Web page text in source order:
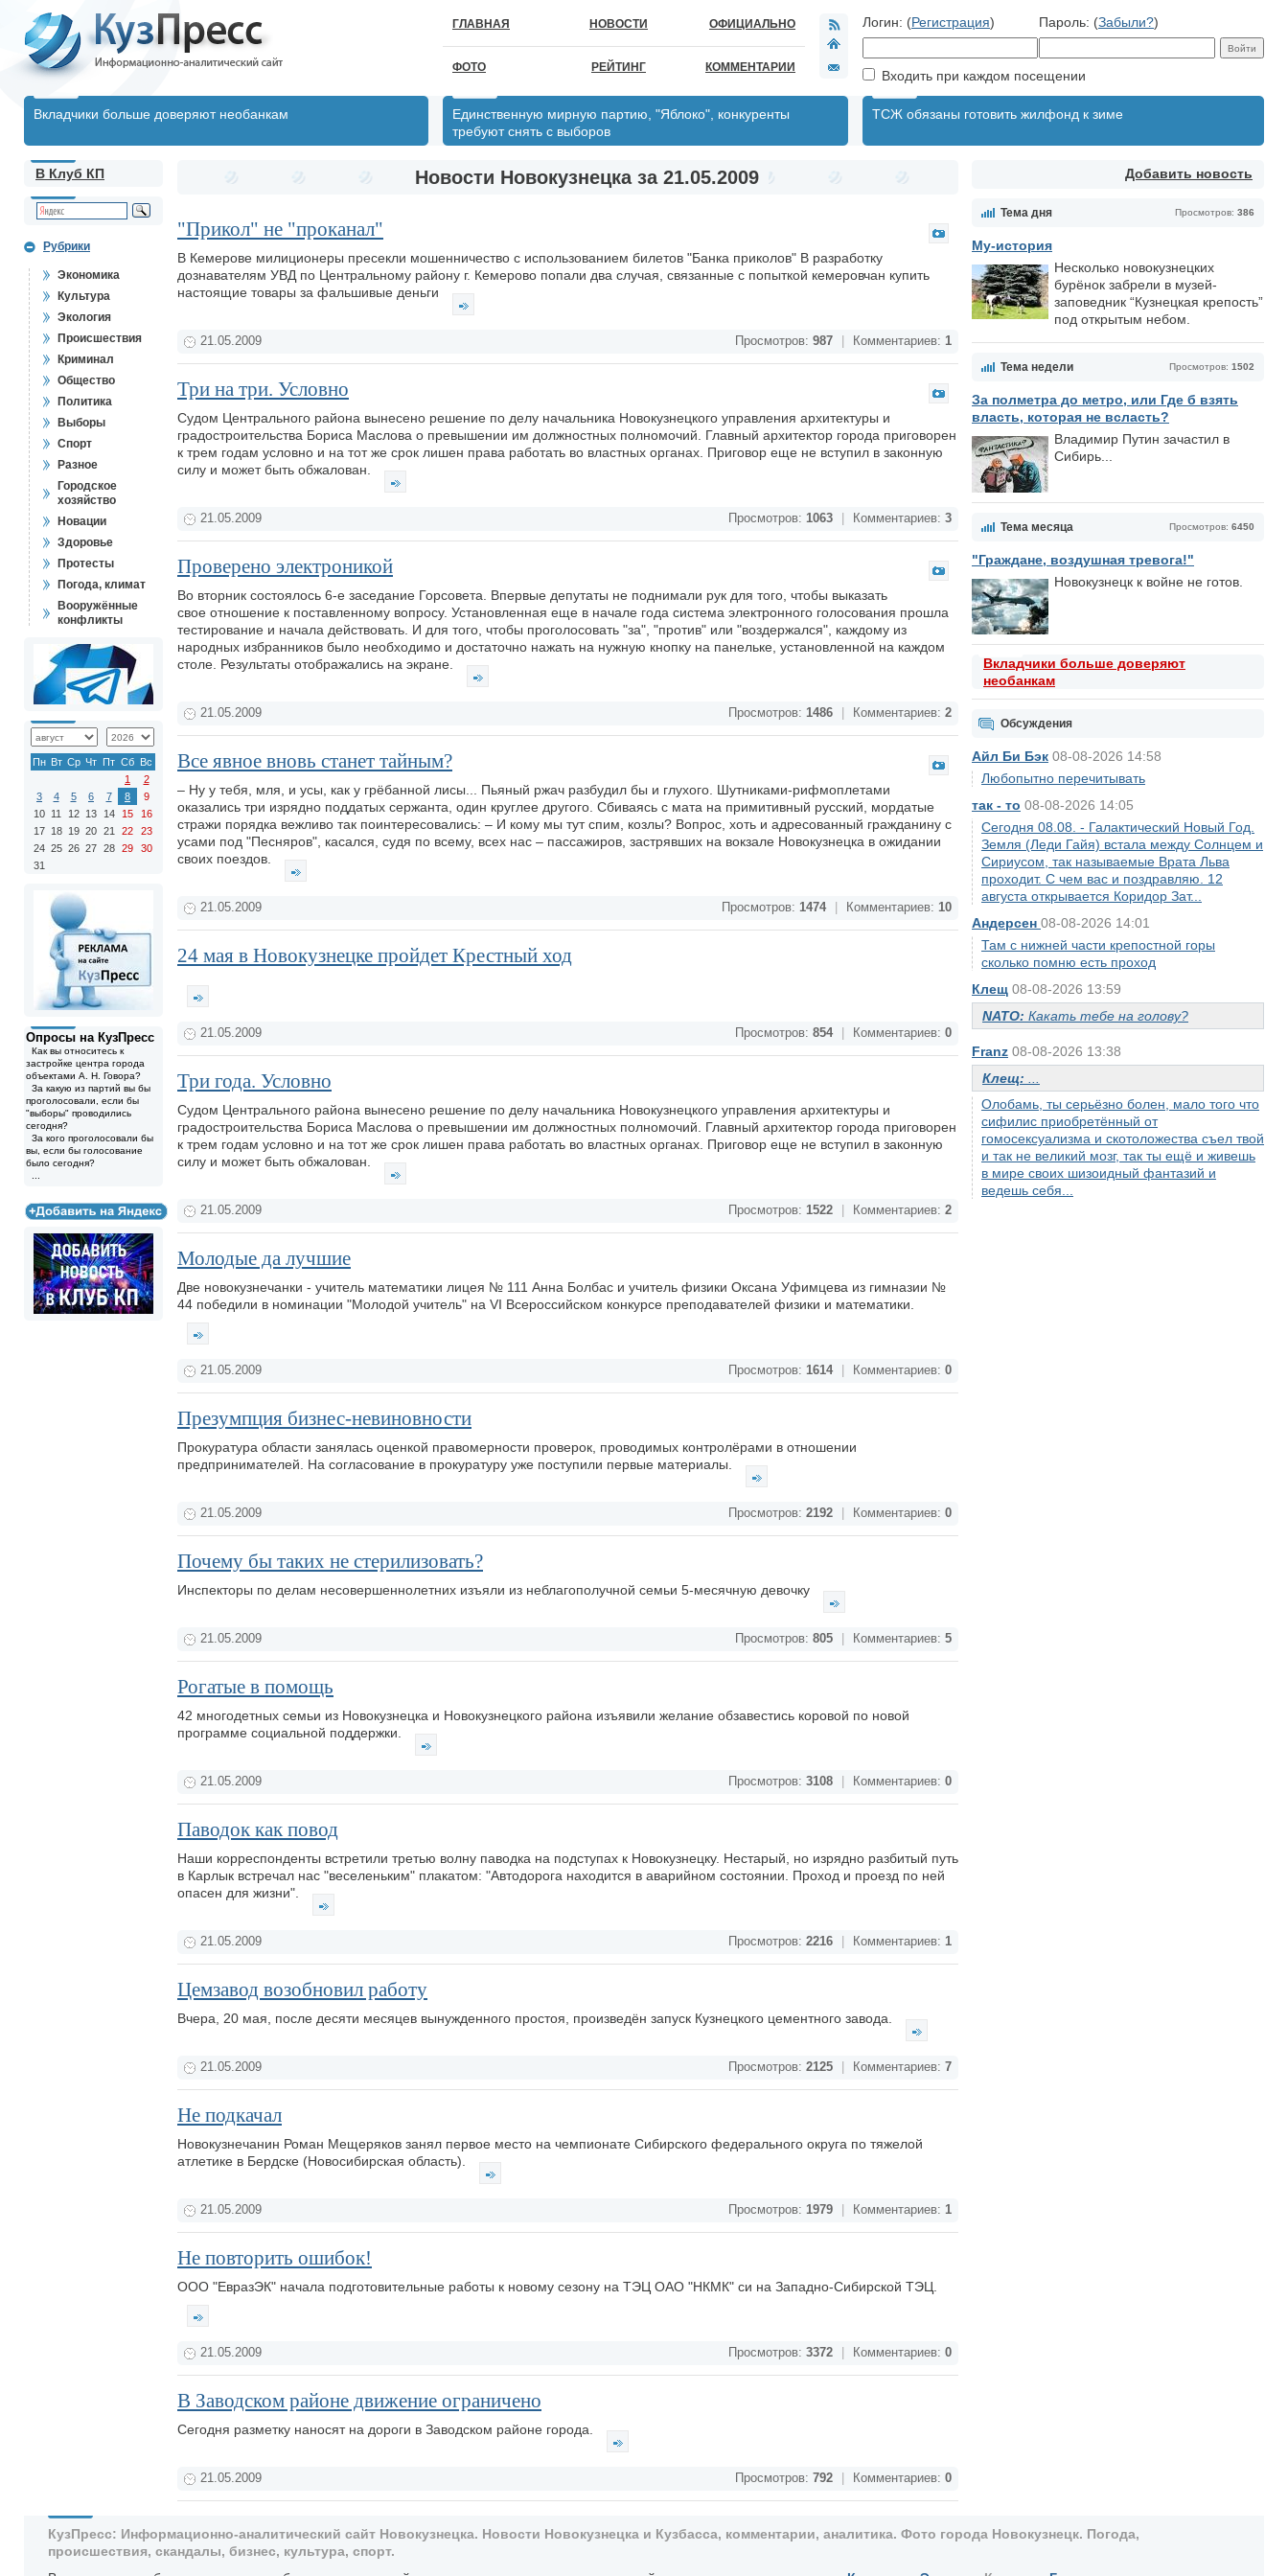
ГЛАВНАЯ НОВОСТИ ОФИЦИАЛЬНО
ФОТО РЕЙТИНГ КОММЕНТАРИИ
Логин: (Регистрация) Пароль: (Забыли?)
Входить при каждом посещении
Вкладчики больше доверяют необанкам
Единственную мирную партию, "Яблоко", конкуренты
требуют снять с выборов
ТСЖ обязаны готовить жилфонд к зиме
Добавить новость
Просмотров: 386
Тема дня
Му-история
Несколько новокузнецких
бурёнок забрели в музей-
заповедник “Кузнецкая крепость”
под открытым небом.
Просмотров: 1502
Тема недели
За полметра до метро, или Где б взять
власть, которая не всласть?
Владимир Путин зачастил в
Сибирь...
Просмотров: 6450
Тема месяца
"Граждане, воздушная тревога!"
Новокузнецк к войне не готов.
Вкладчики больше доверяют
необанкам
Обсуждения
Айл Би Бэк 08-08-2026 14:58
Любопытно перечитывать
так - то 08-08-2026 14:05
Сегодня 08.08. - Галактический Новый Год.
Земля (Леди Гайя) встала между Солнцем и
Сириусом, так называемые Врата Льва
проходит. С чем вас и поздравляю. 12
августа открывается Коридор Зат...
Андерсен 08-08-2026 14:01
Там с нижней части крепостной горы
сколько помню есть проход
Клещ 08-08-2026 13:59
NATO: Какать тебе на голову?
Franz 08-08-2026 13:38
Клещ:
Олобамь, ты серьёзно болен, мало того что
сифилис приобретённый от
гомосексуализма и скотоложества съел твой
и так не великий мозг, так ты ещё и живешь
в мире своих шизоидный фантазий и
ведешь себя...
В Клуб КП
Рубрики
Экономика
Культура
Экология
Происшествия
Криминал
Общество
Политика
Выборы
Спорт
Разное
Городское
хозяйство
Новации
Здоровье
Протесты
Погода, климат
Вооружённые
конфликты
Пн Вт Ср Чт Пт Сб Вс
1
2
3
4 5 6 7 8
9
10 11 12 13 14 15
16
17 18 19 20 21 22
23
24 25 26 27 28 29
30
31
Опросы на КузПресс
Как вы относитесь к
застройке центра города
объектами А. Н. Говора?
За какую из партий вы бы
проголосовали, если бы
"выборы" проводились
сегодня?
За кого проголосовали бы
вы, если бы голосование
было сегодня?
Новости Новокузнецка за 21.05.2009
"Прикол" не "проканал"
В Кемерове милиционеры пресекли мошенничество с использованием билетов "Банка приколов" В разработку
дознавателям УВД по Центральному району г. Кемерово попали два случая, связанные с попыткой кемеровчан купить
настоящие товары за фальшивые деньги
21.05.2009 Просмотров: 987 Комментариев: 1
Три на три. Условно
Судом Центрального района вынесено решение по делу начальника Новокузнецкого управления архитектуры и
градостроительства Бориса Маслова о превышении им должностных полномочий. Главный архитектор города приговорен
к трем годам условно и на тот же срок лишен права работать во властных органах. Приговор еще не вступил в законную
силу и может быть обжалован.
21.05.2009 Просмотров: 1063 Комментариев: 3
Проверено электроникой
Во вторник состоялось 6-е заседание Горсовета. Впервые депутаты не поднимали рук для того, чтобы выказать
свое отношение к поставленному вопросу. Установленная еще в начале года система электронного голосования прошла
тестирование и начала действовать. И для того, чтобы проголосовать "за", "против" или "воздержался", каждому из
народных избранников было необходимо и достаточно нажать на нужную кнопку на панельке, установленной на каждом
столе. Результаты отображались на экране.
21.05.2009 Просмотров: 1486 Комментариев: 2
Все явное вновь станет тайным?
– Ну у тебя, мля, и усы, как у грёбанной лисы... Пьяный ржач разбудил бы и глухого. Шутниками-рифмоплетами
оказались три изрядно поддатых сержанта, один круглее другого. Сбиваясь с мата на примитивный русский, мордатые
стражи порядка вежливо так поинтересовались: – И кому мы тут спим, козлы? Вопрос, хоть и адресованный гражданину с
усами под "Песняров", касался, судя по всему, всех нас – пассажиров, застрявших на вокзале Новокузнецка в ожидании
своих поездов.
21.05.2009 Просмотров: 1474 Комментариев: 10
24 мая в Новокузнецке пройдет Крестный ход
21.05.2009 Просмотров: 854 Комментариев: 0
Три года. Условно
Судом Центрального района вынесено решение по делу начальника Новокузнецкого управления архитектуры и
градостроительства Бориса Маслова о превышении им должностных полномочий. Главный архитектор города приговорен
к трем годам условно и на тот же срок лишен права работать во властных органах. Приговор еще не вступил в законную
силу и может быть обжалован.
21.05.2009 Просмотров: 1522 Комментариев: 2
Молодые да лучшие
Две новокузнечанки - учитель математики лицея № 111 Анна Болбас и учитель физики Оксана Уфимцева из гимназии №
44 победили в номинации "Молодой учитель" на VI Всероссийском конкурсе преподавателей физики и математики.
21.05.2009 Просмотров: 1614 Комментариев: 0
Презумпция бизнес-невиновности
Прокуратура области занялась оценкой правомерности проверок, проводимых контролёрами в отношении
предпринимателей. На согласование в прокуратуру уже поступили первые материалы.
21.05.2009 Просмотров: 2192 Комментариев: 0
Почему бы таких не стерилизовать?
Инспекторы по делам несовершеннолетних изъяли из неблагополучной семьи 5-месячную девочку
21.05.2009 Просмотров: 805 Комментариев: 5
Рогатые в помощь
42 многодетных семьи из Новокузнецка и Новокузнецкого района изъявили желание обзавестись коровой по новой
программе социальной поддержки.
21.05.2009 Просмотров: 3108 Комментариев: 0
Паводок как повод
Наши корреспонденты встретили третью волну паводка на подступах к Новокузнецку. Нестарый, но изрядно разбитый путь
в Карлык встречал нас "веселеньким" плакатом: "Автодорога находится в аварийном состоянии. Проход и проезд по ней
опасен для жизни".
21.05.2009 Просмотров: 2216 Комментариев: 1
Цемзавод возобновил работу
Вчера, 20 мая, после десяти месяцев вынужденного простоя, произведён запуск Кузнецкого цементного завода.
21.05.2009 Просмотров: 2125 Комментариев: 7
Не подкачал
Новокузнечанин Роман Мещеряков занял первое место на чемпионате Сибирского федерального округа по тяжелой
атлетике в Бердске (Новосибирская область).
21.05.2009 Просмотров: 1979 Комментариев: 1
Не повторить ошибок!
ООО "ЕвразЭК" начала подготовительные работы к новому сезону на ТЭЦ ОАО "НКМК" си на Западно-Сибирской ТЭЦ.
21.05.2009 Просмотров: 3372 Комментариев: 0
В Заводском районе движение ограничено
Сегодня разметку наносят на дороги в Заводском районе города.
21.05.2009 Просмотров: 792 Комментариев: 0
КузПресс: Информационно-аналитический сайт Новокузнецка. Новости Новокузнецка и Кузбасса, комментарии, аналитика. Фото города Новокузнецк. Погода,
происшествия, скандалы, бизнес, культура, спорт.